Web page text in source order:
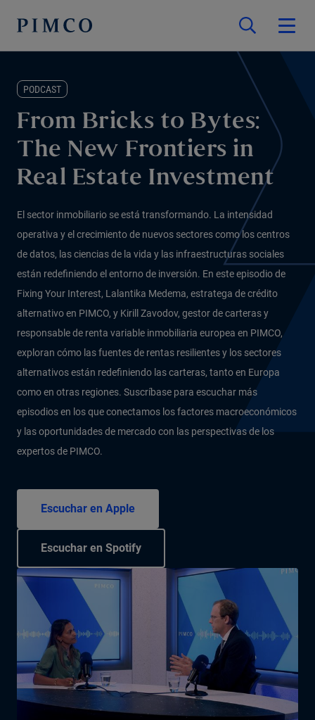
PODCAST
From Bricks to Bytes:
The New Frontiers in
Real Estate Investment
El sector inmobiliario se está transformando. La intensidad
operativa y el crecimiento de nuevos sectores como los centros
de datos, las ciencias de la vida y las infraestructuras sociales
están redefiniendo el entorno de inversión. En este episodio de
Fixing Your Interest, Lalantika Medema, estratega de crédito
alternativo en PIMCO, y Kirill Zavodov, gestor de carteras y
responsable de renta variable inmobiliaria europea en PIMCO,
exploran cómo las fuentes de rentas resilientes y los sectores
alternativos están redefiniendo las carteras, tanto en Europa
como en otras regiones. Suscríbase para escuchar más
episodios en los que conectamos los factores macroeconómicos
y las oportunidades de mercado con las perspectivas de los
expertos de PIMCO.
Escuchar en Apple
Escuchar en Spotify